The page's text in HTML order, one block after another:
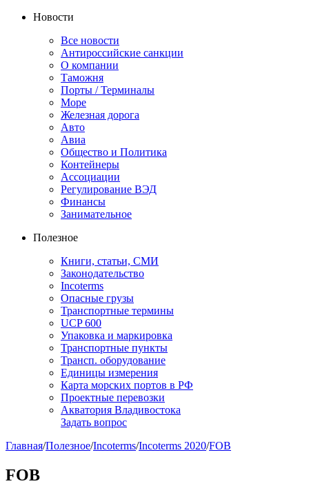
Новости
Все новости
Антироссийские санкции
О компании
Таможня
Порты / Терминалы
Море
Железная дорога
Авто
Авиа
Общество и Политика
Контейнеры
Ассоциации
Регулирование ВЭД
Финансы
Занимательное
Полезное
Книги, статьи, СМИ
Законодательство
Incoterms
Опасные грузы
Транспортные термины
UCP 600
Упаковка и маркировка
Транспортные пункты
Трансп. оборудование
Единицы измерения
Карта морских портов в РФ
Проектные перевозки
Акватория Владивостока
Задать вопрос
Главная/Полезное/Incoterms/Incoterms 2020/FOB
FOB